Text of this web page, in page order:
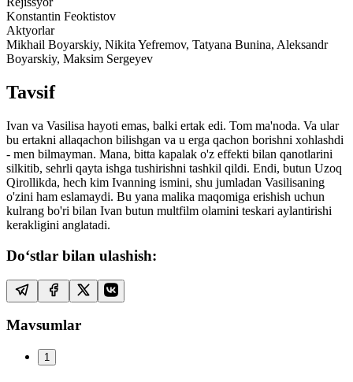
Konstantin Feoktistov
Aktyorlar
Mikhail Boyarskiy, Nikita Yefremov, Tatyana Bunina, Aleksandr
Boyarskiy, Maksim Sergeyev
Tavsif
Ivan va Vasilisa hayoti emas, balki ertak edi. Tom ma'noda. Va ular
bu ertakni allaqachon bilishgan va u erga qachon borishni xohlashdi
- men bilmayman. Mana, bitta kapalak o'z effekti bilan qanotlarini
silkitib, sehrli qayta ishga tushirishni tashkil qildi. Endi, butun Uzoq
Qirollikda, hech kim Ivanning ismini, shu jumladan Vasilisaning
o'zini ham eslamaydi. Bu yana malika maqomiga erishish uchun
kulrang bo'ri bilan Ivan butun multfilm olamini teskari aylantirishi
kerakligini anglatadi.
Do‘stlar bilan ulashish:
Mavsumlar
1